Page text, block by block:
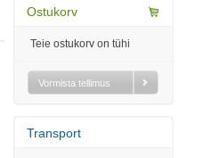
Ostukorv
Teie ostukorv on tühi
Vormista tellimus
Transport